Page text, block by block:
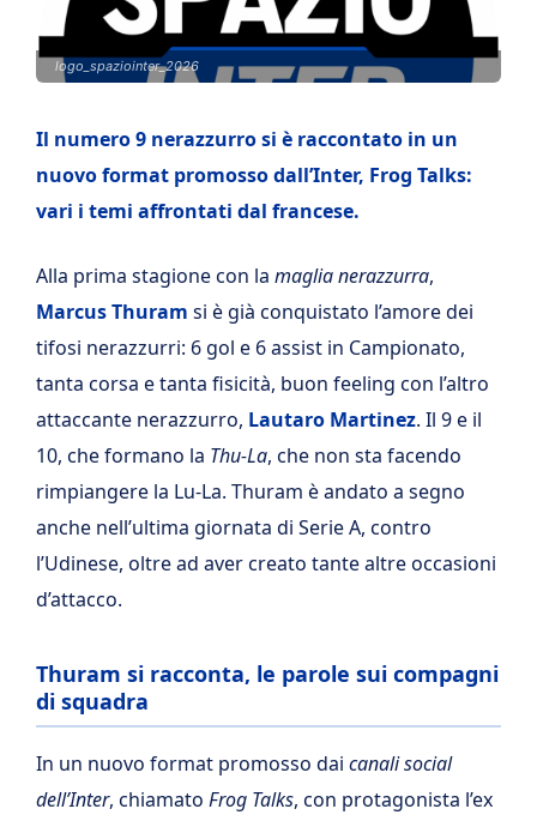
logo_spaziointer_2026
Il numero 9 nerazzurro si è raccontato in un
nuovo format promosso dall’Inter, Frog Talks:
vari i temi affrontati dal francese.
Alla prima stagione con la maglia nerazzurra,
Marcus Thuram si è già conquistato l’amore dei
tifosi nerazzurri: 6 gol e 6 assist in Campionato,
tanta corsa e tanta fisicità, buon feeling con l’altro
attaccante nerazzurro, Lautaro Martinez. Il 9 e il
10, che formano la Thu-La, che non sta facendo
rimpiangere la Lu-La. Thuram è andato a segno
anche nell’ultima giornata di Serie A, contro
l’Udinese, oltre ad aver creato tante altre occasioni
d’attacco.
Thuram si racconta, le parole sui compagni
di squadra
In un nuovo format promosso dai canali social
dell’Inter, chiamato Frog Talks, con protagonista l’ex